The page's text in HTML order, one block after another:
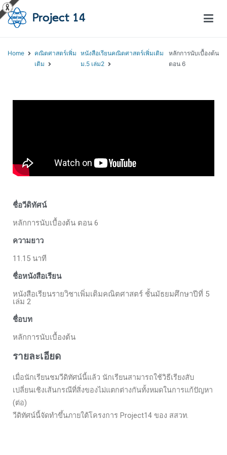
Home
คณิตศาสตร์เพิ่ม
เติม
หนังสือเรียนคณิตศาสตร์เพิ่มเติม
ม.5 เล่ม2
หลักการนับเบื้องต้น
ตอน 6
ชื่อวีดิทัศน์
หลักการนับเบื้องต้น ตอน 6
ความยาว
11.15 นาที
ชื่อหนังสือเรียน
หนังสือเรียนรายวิชาเพิ่มเติมคณิตศาสตร์ ชั้นมัธยมศึกษาปีที่ 5
เล่ม 2
ชื่อบท
หลักการนับเบื้องต้น
รายละเอียด
เมื่อนักเรียนชมวีดิทัศน์นี้แล้ว นักเรียนสามารถใช้วิธีเรียงสับ
เปลี่ยนเชิงเส้นกรณีที่สิ่งของไม่แตกต่างกันทั้งหมดในการแก้ปัญหา
(ต่อ)
วีดิทัศน์นี้จัดทำขึ้นภายใต้โครงการ Project14 ของ สสวท.